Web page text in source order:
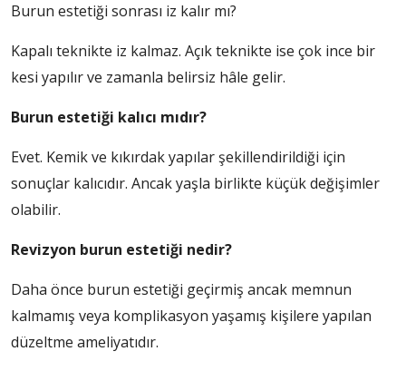
Burun estetiği sonrası iz kalır mı?
Kapalı teknikte iz kalmaz. Açık teknikte ise çok ince bir
kesi yapılır ve zamanla belirsiz hâle gelir.
Burun estetiği kalıcı mıdır?
Evet. Kemik ve kıkırdak yapılar şekillendirildiği için
sonuçlar kalıcıdır. Ancak yaşla birlikte küçük değişimler
olabilir.
Revizyon burun estetiği nedir?
Daha önce burun estetiği geçirmiş ancak memnun
kalmamış veya komplikasyon yaşamış kişilere yapılan
düzeltme ameliyatıdır.